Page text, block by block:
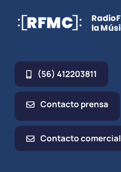
(56) 412203811
Contacto prensa
Contacto comercial